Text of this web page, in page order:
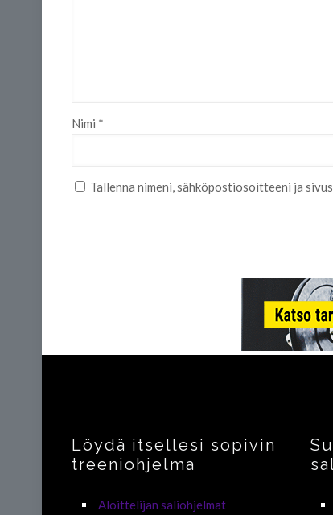
Nimi *
Tallenna nimeni, sähköpostiosoitteeni ja
Löydä itsellesi sopivin
treeniohjelma
Aloittelijan saliohjelmat